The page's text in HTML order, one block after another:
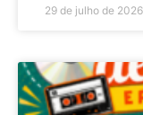
29 de julho de 2026